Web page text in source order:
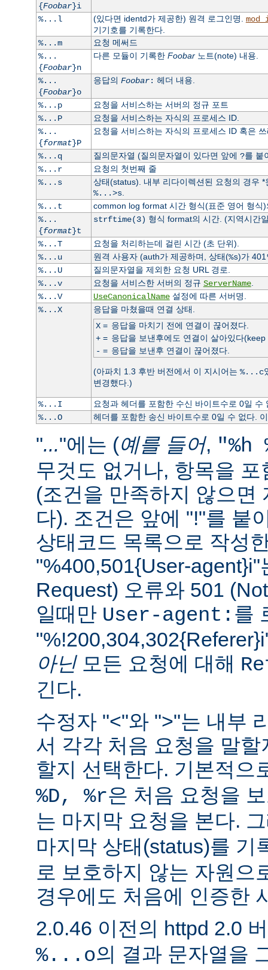
{Foobar}i
%...l (있다면 identd가 제공한) 원격 로그인명.
기기호를 기록한다.
%...m
요청 메써드
%...
{Foobar}n
다른 모듈이 기록한 Foobar노트(note) 내용.
%...
{Foobar}o
응답의 Foobar: 헤더 내용.
%...p
요청을 서비스하는 서버의 정규 포트
%...P
요청을 서비스하는 자식의 프로세스 ID.
%...
{format}P
요청을 서비스하는 자식의 프로세스 ID 혹은
%...q 질의문자열 (질의문자열이 있다면 앞에 ?를 붙
%...r
요청의 첫번째 줄
%...s
상태(status). 내부 리다이렉션된 요청의 경우
%...>s.
%...t
common log format 시간 형식(표준 영어 형식)
%...
{format}t
strftime(3) 형식 format의 시간. (지역시간
%...T
요청을 처리하는데 걸린 시간 (초 단위).
%...u
원격 사용자 (auth가 제공하며, 상태(%s)가 401
%...U
질의문자열을 제외한 요청 URL 경로.
%...v
요청을 서비스한 서버의 정규 ServerName.
%...V
UseCanonicalName설정에 따른 서버명.
%...X
응답을 마쳤을때 연결 상태.
X= 응답을 마치기 전에 연결이 끊어졌다.
+= 응답을 보낸후에도 연결이 살아있다(keep
- = 응답을 보낸후 연결이 끊어졌다.
(아파치 1.3 후반 버전에서 이 지시어는 %...c
변경했다.)
%...I
요청과 헤더를 포함한 수신 바이트수로 0일
%...O
헤더를 포함한 송신 바이트수로 0일 수 없다.
"..."에는 (예를 들어, "%h
무것도 없거나, 항목을
(조건을 만족하지 않으면
다). 조건은 앞에 "!"를 붙
상태코드 목록으로 작성
"%400,501{User-agent}i"
Request) 오류와 501
일때만 User-agent: 를
아닌모든 요청에 대해
긴다.
수정자 "<"와 ">"는 내부
서 각각 처음 요청을 말
할지 선택한다. 기본적으
%D, %r은 처음 요청을
는 마지막 요청을 본다.
마지막 상태(status)를 기
로 보호하지 않는 자원으
경우에도 처음에 인증한
2.0.46 이전의 httpd 2.0
%...o의 결과 문자열을